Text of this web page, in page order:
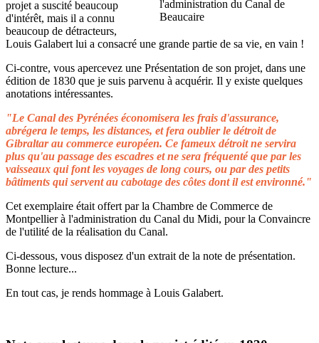
projet a suscité beaucoup
d'intérêt, mais il a connu
beaucoup de détracteurs,
Louis Galabert lui a consacré une grande partie de sa vie, en vain !
Ci-contre, vous apercevez une Présentation de son projet, dans une
édition de 1830 que je suis parvenu à acquérir. Il y existe quelques
anotations intéressantes.
"Le Canal des Pyrénées économisera les frais d'assurance,
abrégera le temps, les distances, et fera oublier le détroit de
Gibraltar au commerce européen. Ce fameux détroit ne servira
plus qu'au passage des escadres et ne sera fréquenté que par les
vaisseaux qui font les voyages de long cours, ou par des petits
bâtiments qui servent au cabotage des côtes dont il est environné."
Cet exemplaire était offert par la Chambre de Commerce de
Montpellier à l'administration du Canal du Midi, pour la Convaincre
de l'utilité de la réalisation du Canal.
Ci-dessous, vous disposez d'un extrait de la note de présentation.
Bonne lecture...
En tout cas, je rends hommage à Louis Galabert.